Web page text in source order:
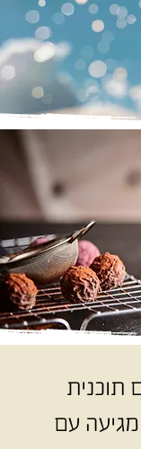
תוכנית
עם